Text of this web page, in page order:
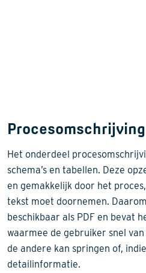
Procesomschrijving
Het onderdeel
schema’s en tabellen. Deze
en gemakkelijk door het
tekst moet doornemen.
beschikbaar als PDF en bevat
waarmee de gebruiker snel
de andere kan springen of,
detailinformatie.